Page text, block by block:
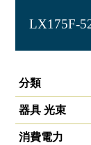
LX175F-
分類
器具 光束
消費電力